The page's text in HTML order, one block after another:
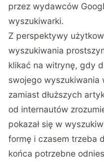
przez wydawców
wyszukiwarki.
Z perspektywy
wyszukiwania
klikać na witrynę, gdy
swojego wyszukiwania
zamiast dłuższych
od internautów
pokazał się w
formę i czasem trzeba
końca potrzebne